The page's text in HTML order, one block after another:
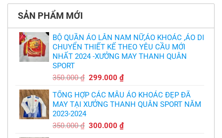
tại
TPHCM
Hag
lại
trích
cầu
thủ,
thừa
nhận
sự
thật
chát
bầy
quỷ
nhỏ
luận
Thiết
và
in
áo
bóng
chuyền
theo
,thiết
free
SẢN PHẨM MỚI
BỘ QUẦN ÁO LÂN NAM NỮ,ÁO KHOÁC ,ÁO DI
CHUYỂN THIẾT KẾ THEO YÊU CẦU MỚI
NHẤT 2024 -XƯỞNG MAY THANH QUÂN
SPORT
350.000₫ Giá
là:
350.000 ₫.
299.000₫Giá
tại
là:
TỔNG HỢP CÁC MẪU ÁO KHOÁC ĐẸP ĐÃ
MAY TẠI XƯỞNG THANH QUÂN SPORT NĂM
2023-2024
350.000₫ Giá
300.000₫Giá